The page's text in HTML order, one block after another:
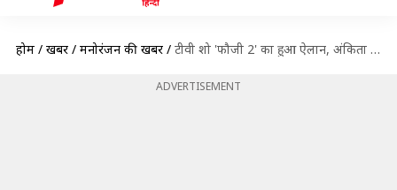
होम / खबरें / मनोरंजन की खबरें / टीवी शो 'फौजी 2' का हुआ ऐलान, अंकिता लोखंडे के पति विक्की जैन आएंगे नजर
ADVERTISEMENT